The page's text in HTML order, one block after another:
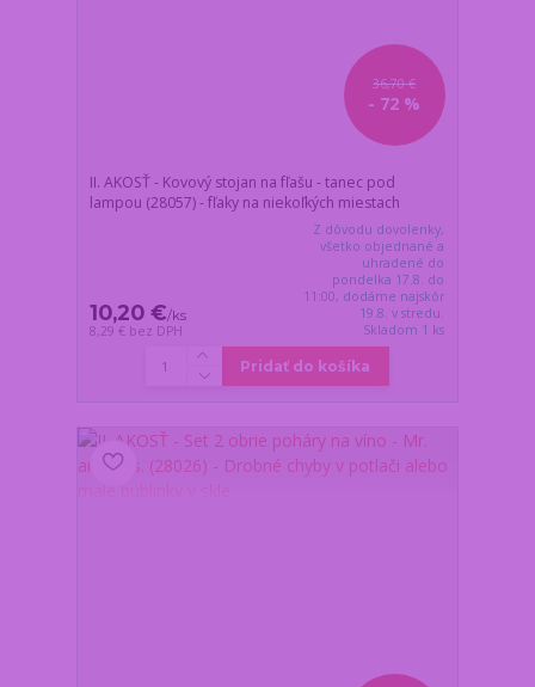
36,70 €
- 72 %
II. AKOSŤ - Kovový stojan na fľašu - tanec pod
lampou (28057) - fľaky na niekoľkých miestach
10,20 €/ks
8,29 € bez DPH
Z dôvodu dovolenky,
všetko objednané a
uhradené do
pondelka 17.8. do
11:00, dodáme najskôr
19.8. v stredu.
Skladom 1 ks
Pridať do košíka